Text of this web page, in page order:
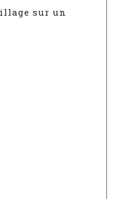
sur un